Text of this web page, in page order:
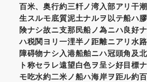
百米、奥行約三粁ノ湾入部アリ干
生スルモ底質泥土ナルヲ以テ船ハ
険ナシ故ニ支那民船ノ為ニハ良好
ハ税関ヨリ一浬半ノ距離ニアリ水
障碍物ナシ入港船舶ニハ冠頭角及
ト称セラレ遠望白色ヲ呈シ好目標
モ吃水約二米ノ船ハ海岸ヲ距ル約